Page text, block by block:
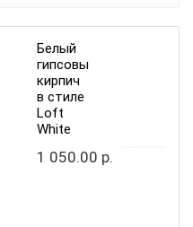
Белый
гипсовый
кирпич
в стиле
Loft
White
1 050.00 р.